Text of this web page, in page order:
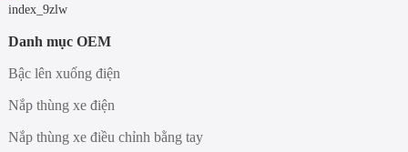
Danh mục OEM
Bậc lên xuống điện
Nắp thùng xe điện
Nắp thùng xe điều chỉnh bằng tay